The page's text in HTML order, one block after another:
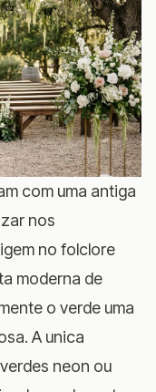
com uma antiga
nos
no folclore
moderna de
o verde uma
A unica
neon ou